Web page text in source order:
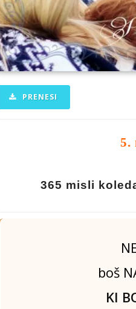
PRENESI
5.
365 misli
boš
KI